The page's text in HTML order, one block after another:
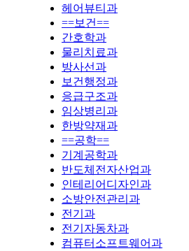
헤어뷰티과
==보건==
간호학과
물리치료과
방사선과
보건행정과
응급구조과
임상병리과
한방약재과
==공학==
기계공학과
반도체전자산업과
인테리어디자인과
소방안전관리과
전기과
전기자동차과
컴퓨터소프트웨어과